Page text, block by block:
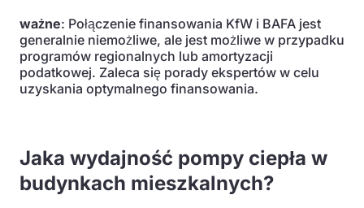
ważne: Połączenie finansowania KfW i BAFA jest
generalnie niemożliwe, ale jest możliwe w przypadku
programów regionalnych lub amortyzacji
podatkowej. Zaleca się porady ekspertów w celu
uzyskania optymalnego finansowania.
Jaka wydajność pompy ciepła w
budynkach mieszkalnych?